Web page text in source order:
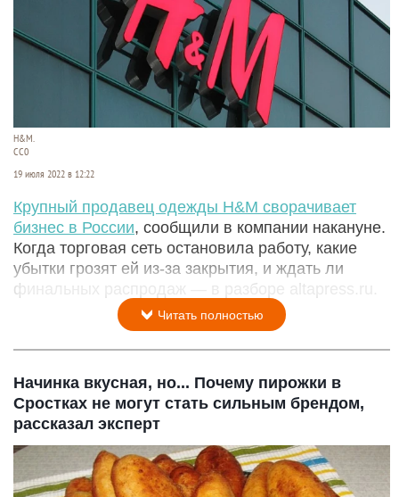
H&M.
СС0
19 июля 2022 в 12:22
Крупный продавец одежды H&M сворачивает
бизнес в России, сообщили в компании накануне.
Когда торговая сеть остановила работу, какие
убытки грозят ей из-за закрытия, и ждать ли
финальных распродаж — в разборе altapress.ru.
Читать полностью
Начинка вкусная, но... Почему пирожки в
Сростках не могут стать сильным брендом,
рассказал эксперт